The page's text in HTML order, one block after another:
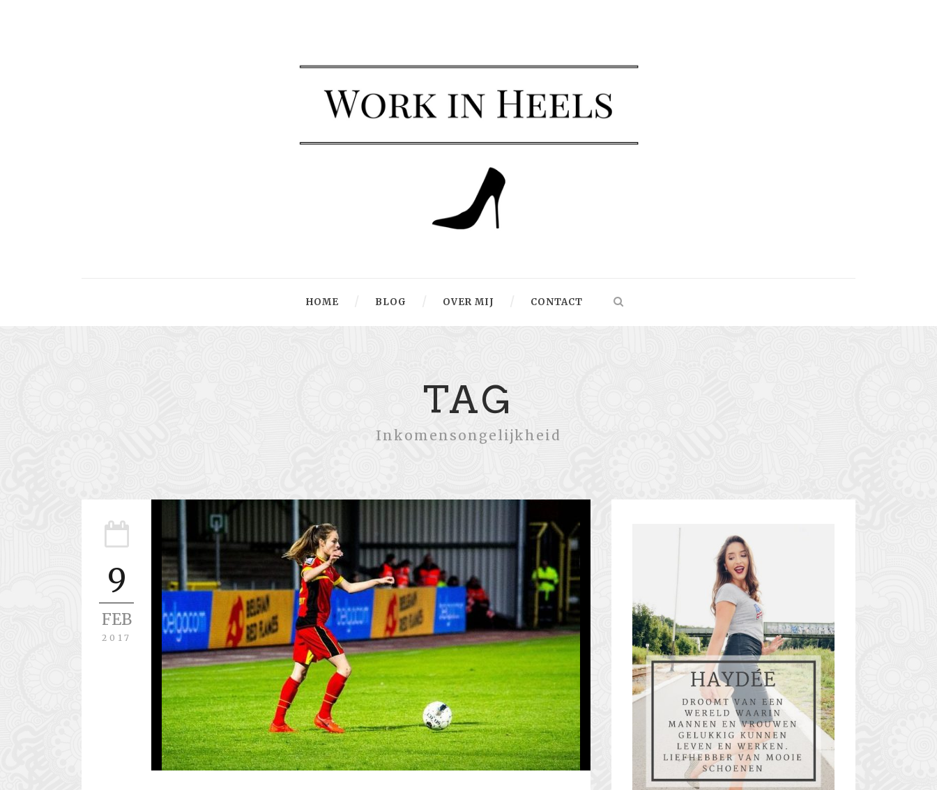
HOME BLOG OVER MIJ CONTACT
TAG
Inkomensongelijkheid
9
FEB
2017